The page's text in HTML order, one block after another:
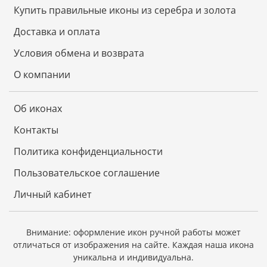
Купить правильные иконы из серебра и золота
Доставка и оплата
Условия обмена и возврата
О компании
Об иконах
Контакты
Политика конфиденциальности
Пользовательское соглашение
Личный кабинет
Внимание: оформление икон ручной работы может
отличаться от изображения на сайте. Каждая наша икона
уникальна и индивидуальна.